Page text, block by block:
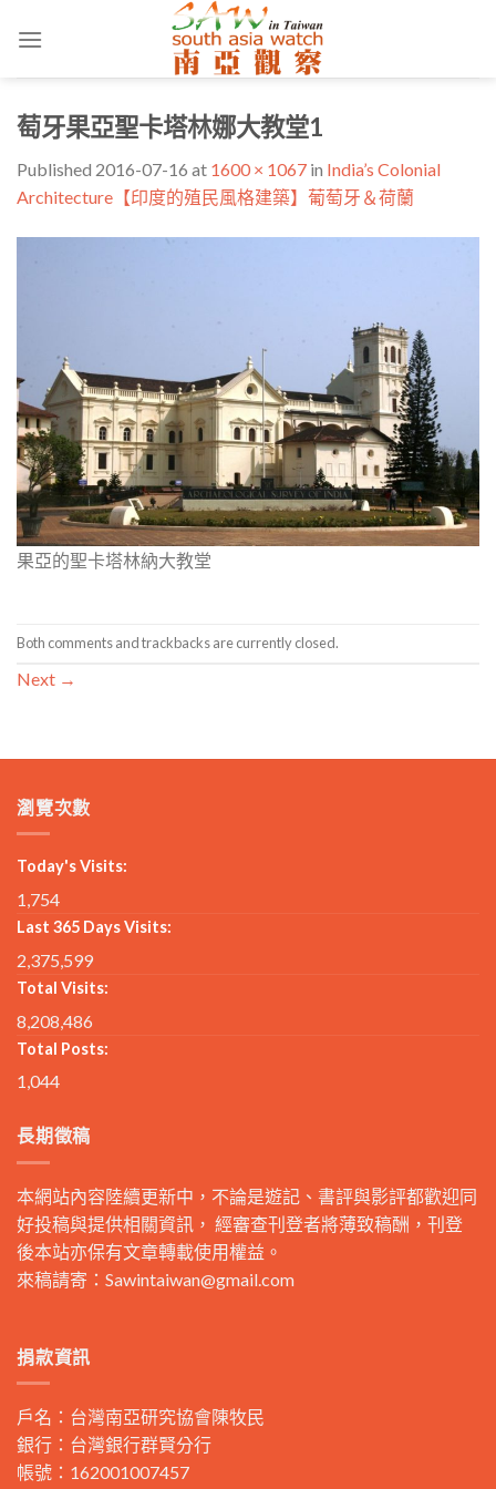
萄牙果亞聖卡塔林娜大教堂1
Published 2016-07-16 at 1600 × 1067 in India’s Colonial
Architecture【印度的殖民風格建築】葡萄牙＆荷蘭
果亞的聖卡塔林納大教堂
Both comments and trackbacks are currently closed.
Next →
瀏覽次數
Today's Visits:
1,754
Last 365 Days Visits:
2,375,599
Total Visits:
8,208,486
Total Posts:
1,044
長期徵稿
本網站內容陸續更新中，不論是遊記、書評與影評都歡迎同
好投稿與提供相關資訊， 經審查刊登者將薄致稿酬，刊登
後本站亦保有文章轉載使用權益。
來稿請寄： Sawintaiwan@gmail.com
捐款資訊
戶名：台灣南亞研究協會陳牧民
銀行：台灣銀行群賢分行
帳號：162001007457